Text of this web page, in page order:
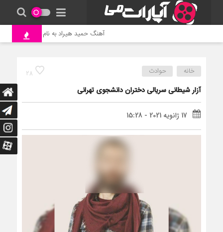
آهنگ حمید هیراد به نام وطن
28 خانه حوادث
آزار شیطانی سریالی دختران دانشجوی تهرانی
17 ژانویه 2021 - 15:28